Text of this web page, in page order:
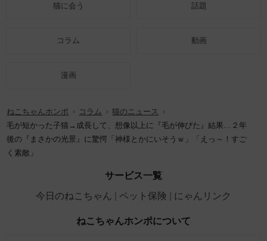
猫に会う 話題
コラム 動画
漫画
ねこちゃんホンポ コラム
猫のニュース
毛が短かった子猫→成長して、想像以上に『毛が伸びた』結果…２年
後の『まさかの光景』に驚愕「神様とかにいそうｗ」「えっ～！すご
く素敵」
サービス一覧
今日のねこちゃん
ペット保険 にゃんリンク
ねこちゃんホンポについて